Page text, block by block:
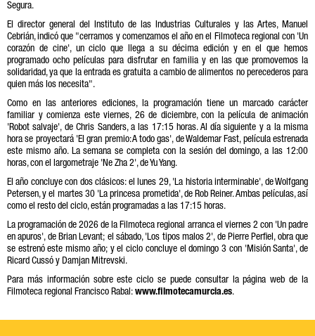
Segura.
El director general del Instituto de las Industrias Culturales y las Artes, Manuel
Cebrián, indicó que "cerramos y comenzamos el año en el Filmoteca regional con 'Un
corazón de cine', un ciclo que llega a su décima edición y en el que hemos
programado ocho películas para disfrutar en familia y en las que promovemos la
solidaridad, ya que la entrada es gratuita a cambio de alimentos no perecederos para
quien más los necesita".
Como en las anteriores ediciones, la programación tiene un marcado carácter
familiar y comienza este viernes, 26 de diciembre, con la película de animación
'Robot salvaje', de Chris Sanders, a las 17:15 horas. Al día siguiente y a la misma
hora se proyectará 'El gran premio: A todo gas', de Waldemar Fast, película estrenada
este mismo año. La semana se completa con la sesión del domingo, a las 12:00
horas, con el largometraje 'Ne Zha 2', de Yu Yang.
El año concluye con dos clásicos: el lunes 29, 'La historia interminable', de Wolfgang
Petersen, y el martes 30 'La princesa prometida', de Rob Reiner. Ambas películas, así
como el resto del ciclo, están programadas a las 17:15 horas.
La programación de 2026 de la Filmoteca regional arranca el viernes 2 con 'Un padre
en apuros', de Brian Levant; el sábado, 'Los tipos malos 2', de Pierre Perfiel, obra que
se estrenó este mismo año; y el ciclo concluye el domingo 3 con 'Misión Santa', de
Ricard Cussó y Damjan Mitrevski.
Para más información sobre este ciclo se puede consultar la página web de la
Filmoteca regional Francisco Rabal: www.filmotecamurcia.es.